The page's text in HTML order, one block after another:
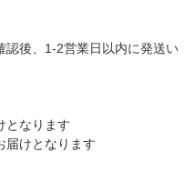
認後、1-2営業日以内に発送い
となります
届けとなります